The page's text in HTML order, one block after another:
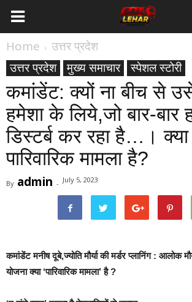
Home
उत्तर प्रदेश
उत्तर प्रदेश
मुख्य समाचार स्पेशल स्टोरी
कमांडेंट: क्यों ना बीच से
हमेशा के लिये,जो बार-बार
डिस्टर्ब कर रहा है…।
पारिवारिक मामला है?
By admin - July 5, 2023
कमांडेंट मनीष दूबे,ज्योति मौर्या की मर्डर प्लानिंग : आलोक
योजना क्या ‘पारिवारिक मामला’ है ?